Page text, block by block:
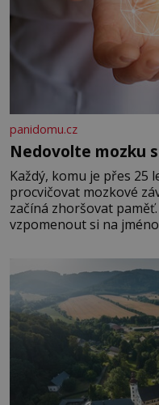
panidomu.cz
Nedovolte mozku
Každý, komu je přes 25
procvičovat mozkové
začíná zhoršovat
vzpomenout si na
Je to opravdu tak, s
rozhodla stávkovat.